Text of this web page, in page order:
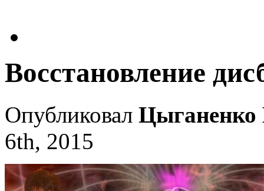
Восстановление
Опубликовал Цыганенко
6th, 2015